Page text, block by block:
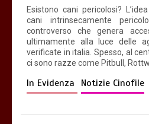
Esistono cani pericolosi?
cani intrinsecamente
controverso che genera
ultimamente alla luce delle
verificate in italia. Spesso, al
ci sono razze come Pitbull,
In Evidenza Notizie Cinofile